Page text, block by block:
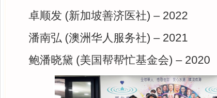
卓顺发 (新加坡善济医社) – 2022
潘南弘 (澳洲华人服务社) – 2021
鲍潘晓黛 (美国帮帮忙基金会) – 2020